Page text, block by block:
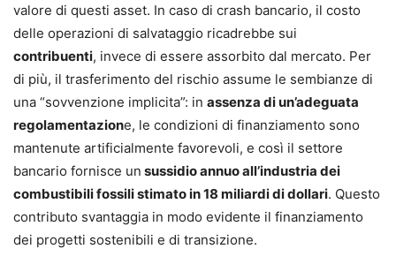
valore di questi asset. In caso di crash bancario, il costo
delle operazioni di salvataggio ricadrebbe sui
contribuenti, invece di essere assorbito dal mercato. Per
di più, il trasferimento del rischio assume le sembianze di
una “sovvenzione implicita”: in assenza di un’adeguata
regolamentazione, le condizioni di finanziamento sono
mantenute artificialmente favorevoli, e così il settore
bancario fornisce un sussidio annuo all’industria dei
combustibili fossili stimato in 18 miliardi di dollari. Questo
contributo svantaggia in modo evidente il finanziamento
dei progetti sostenibili e di transizione.